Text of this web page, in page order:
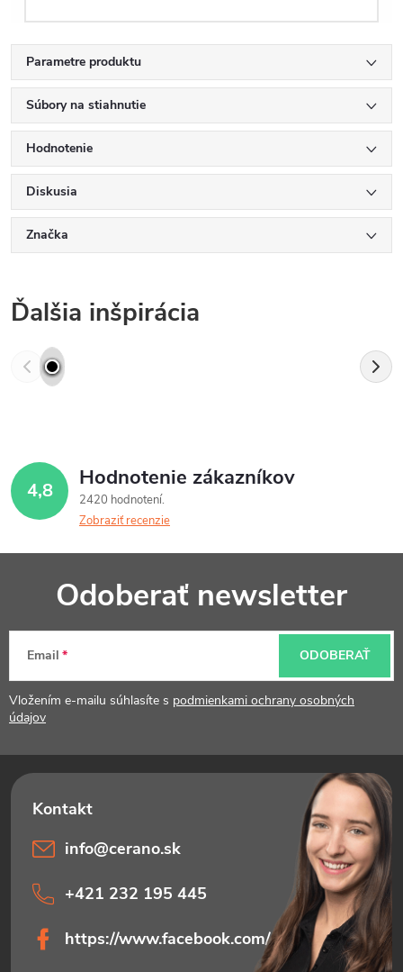
Parametre produktu
Súbory na stiahnutie
Hodnotenie
Diskusia
Značka
Ďalšia inšpirácia
4,8 Hodnotenie zákazníkov
2420 hodnotení
Zobraziť recenzie
p
ä
i
e
Odoberať newsletter
Email
Vložením e-mailu súhlasíte s podmienkami ochrany osobných
údajov
ODOBERAŤ
info@cerano.sk
+421 232 195 445
https://www.facebook.com/ceranosk